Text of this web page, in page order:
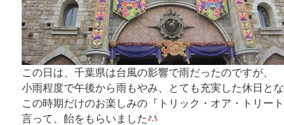
この日は、千葉県は台風の影響で雨だったのですが、
小雨程度で午後から雨もやみ、とても充実した休日と
この時期だけのお楽しみの『トリック・オア・トリー
言って、飴をもらいました